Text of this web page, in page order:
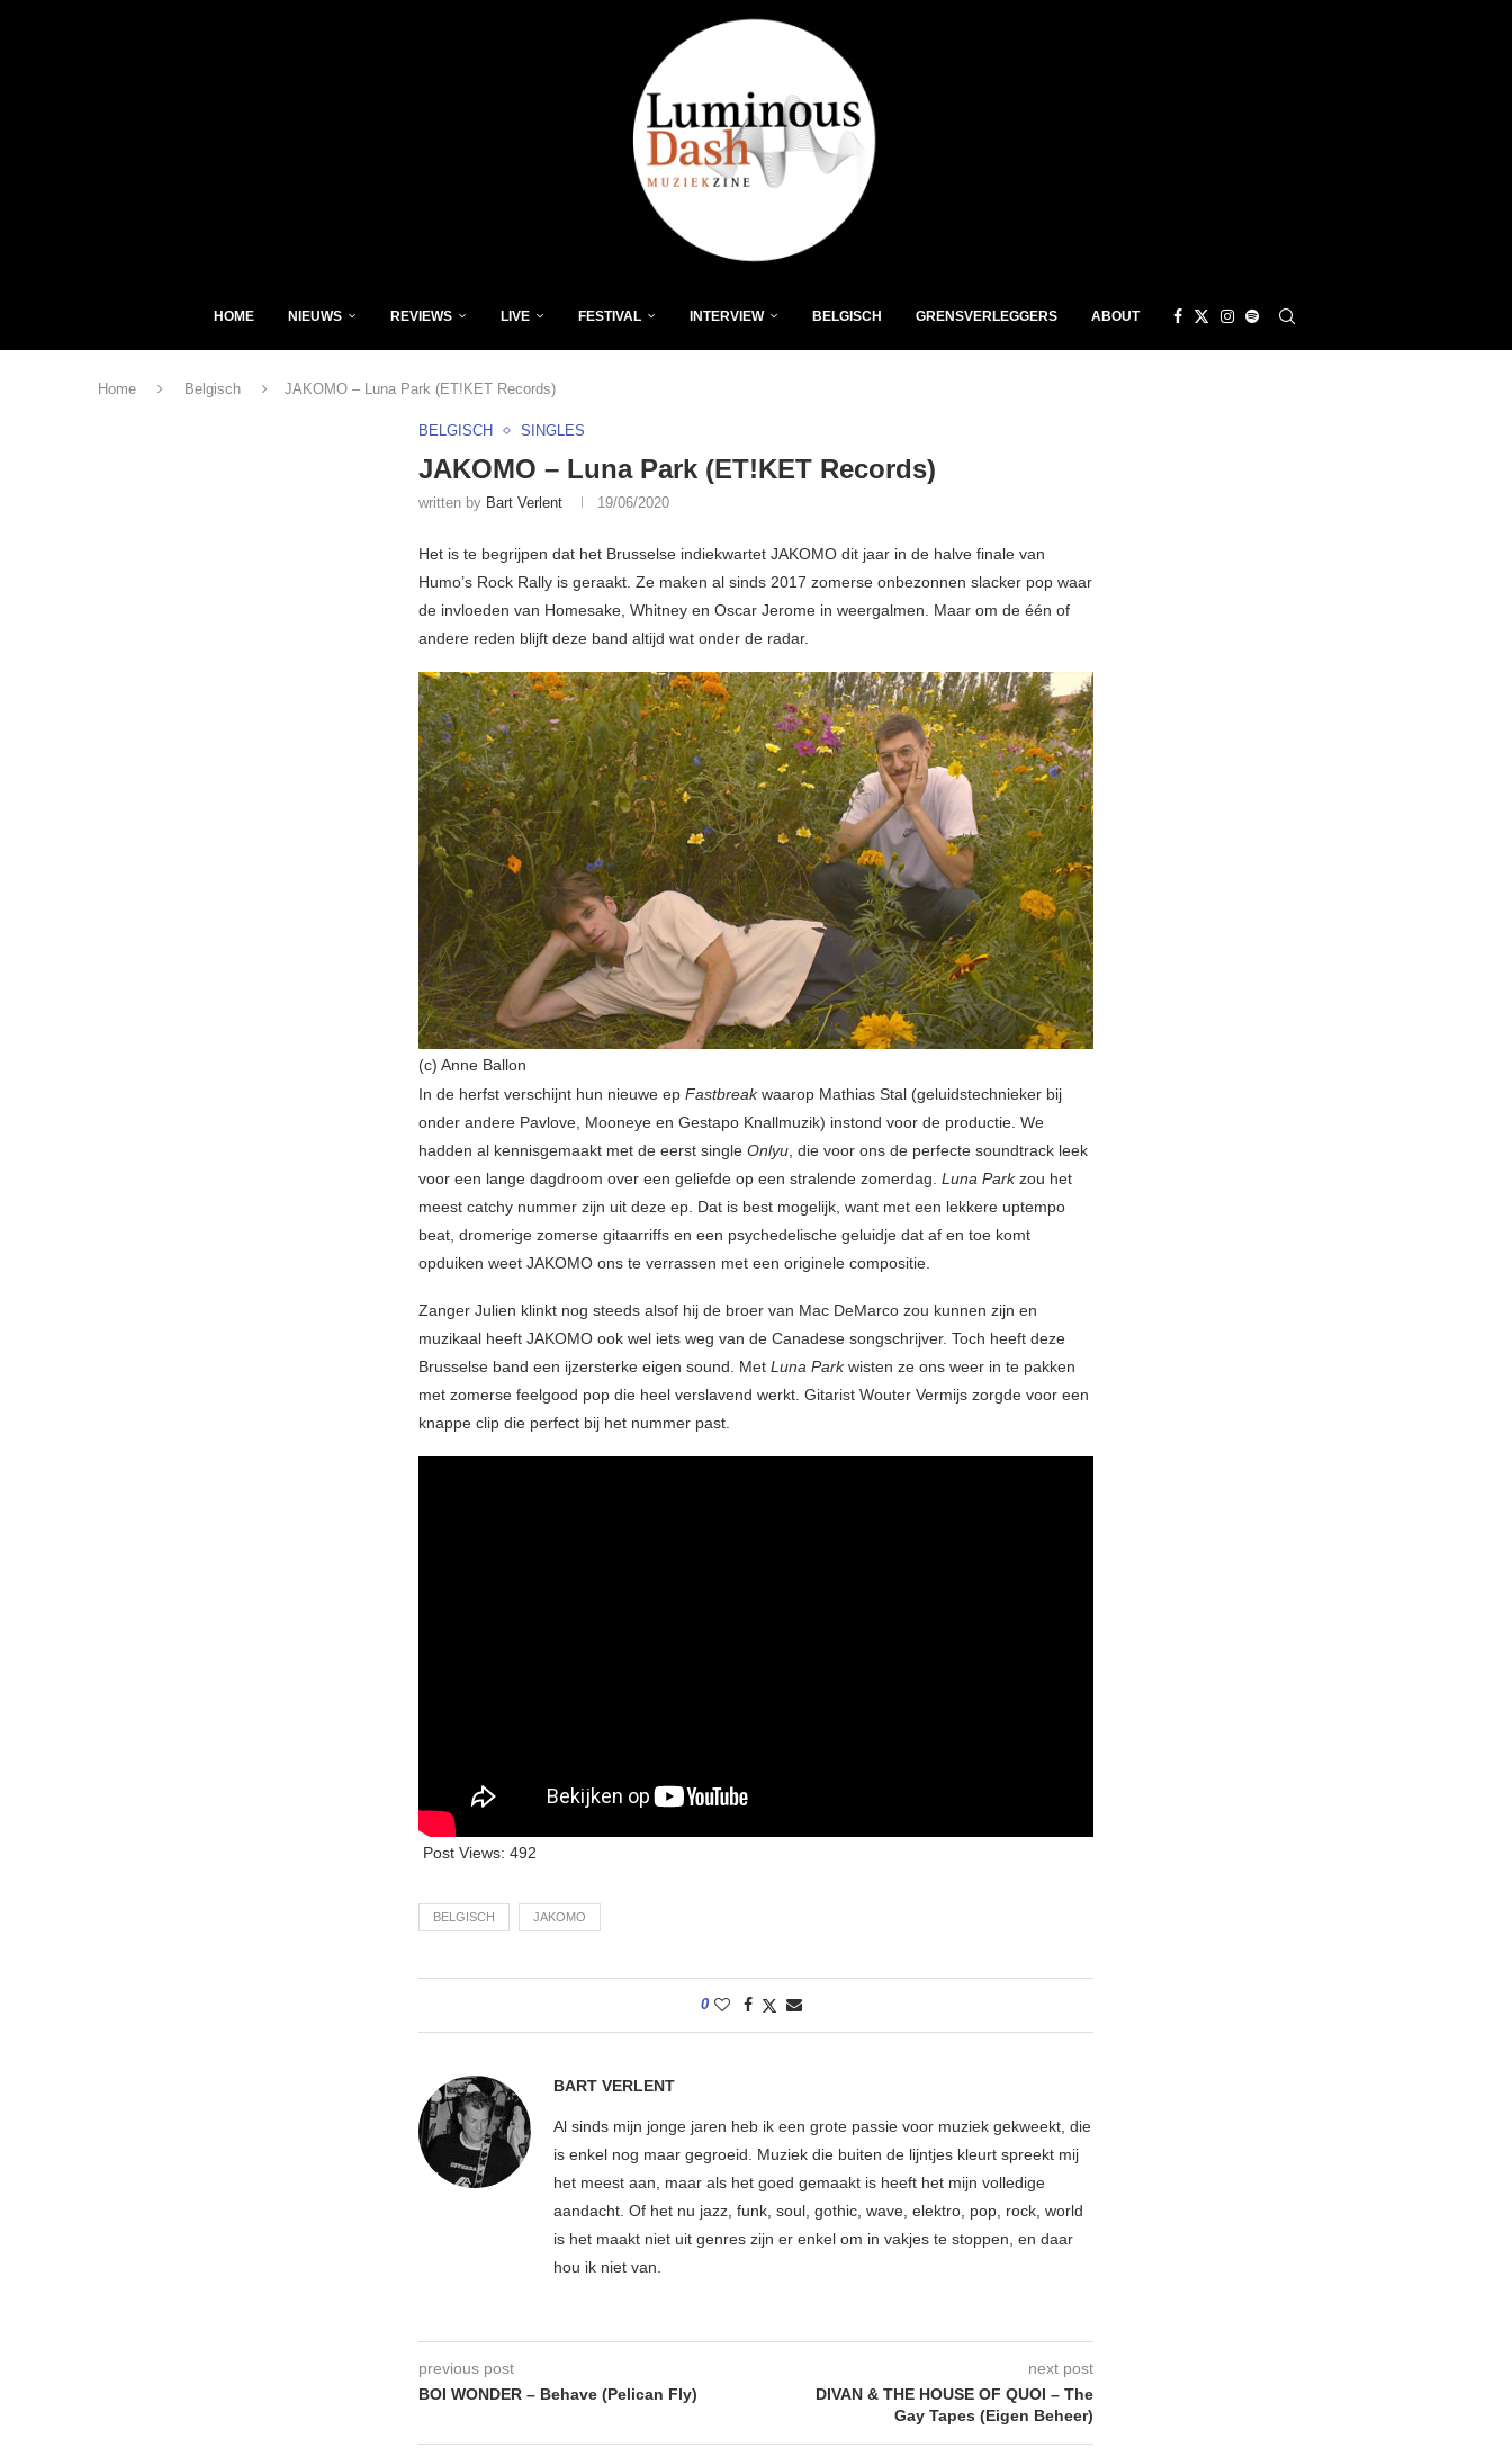
HOME NIEUWS REVIEWS LIVE FESTIVAL INTERVIEW BELGISCH GRENSVERLEGGERS ABOUT
Home Belgisch JAKOMO – Luna Park (ET!KET Records)
BELGISCH SINGLES
JAKOMO – Luna Park (ET!KET Records)
written by Bart Verlent 19/06/2020
Het is te begrijpen dat het Brusselse indiekwartet JAKOMO dit jaar in de halve finale van
Humo’s Rock Rally is geraakt. Ze maken al sinds 2017 zomerse onbezonnen slacker pop waar
de invloeden van Homesake, Whitney en Oscar Jerome in weergalmen. Maar om de één of
andere reden blijft deze band altijd wat onder de radar.
(c) Anne Ballon
In de herfst verschijnt hun nieuwe ep Fastbreakwaarop Mathias Stal (geluidstechnieker bij
onder andere Pavlove, Mooneye en Gestapo Knallmuzik) instond voor de productie. We
hadden al kennisgemaakt met de eerst single Onlyu, die voor ons de perfecte soundtrack leek
voor een lange dagdroom over een geliefde op een stralende zomerdag. Luna Parkzou het
meest catchy nummer zijn uit deze ep. Dat is best mogelijk, want met een lekkere uptempo
beat, dromerige zomerse gitaarriffs en een psychedelische geluidje dat af en toe komt
opduiken weet JAKOMO ons te verrassen met een originele compositie.
Zanger Julien klinkt nog steeds alsof hij de broer van Mac DeMarco zou kunnen zijn en
muzikaal heeft JAKOMO ook wel iets weg van de Canadese songschrijver. Toch heeft deze
Brusselse band een ijzersterke eigen sound. Met Luna Parkwisten ze ons weer in te pakken
met zomerse feelgood pop die heel verslavend werkt. Gitarist Wouter Vermijs zorgde voor een
knappe clip die perfect bij het nummer past.
Post Views: 492
BELGISCH JAKOMO
0
BART VERLENT
Al sinds mijn jonge jaren heb ik een grote passie voor muziek gekweekt, die
is enkel nog maar gegroeid. Muziek die buiten de lijntjes kleurt spreekt mij
het meest aan, maar als het goed gemaakt is heeft het mijn volledige
aandacht. Of het nu jazz, funk, soul, gothic, wave, elektro, pop, rock, world
is het maakt niet uit genres zijn er enkel om in vakjes te stoppen, en daar
hou ik niet van.
previous post
BOI WONDER – Behave (Pelican Fly)
next post
DIVAN & THE HOUSE OF QUOI – The
Gay Tapes (Eigen Beheer)